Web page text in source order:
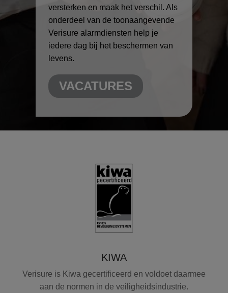
versterken en maak het verschil. Als
onderdeel van de toonaangevende
Verisure alarmdiensten help je
iedere dag bij het beschermen van
levens.
VACATURES
KIWA
Verisure is Kiwa gecertificeerd en voldoet daarmee
aan de normen in de veiligheidsindustrie.